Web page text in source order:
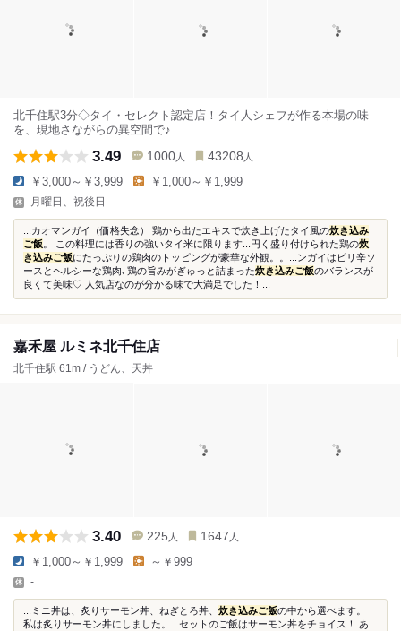
北千住駅3分◇タイ・セレクト認定店！タイ人シェフが作る本場の味
を、現地さながらの異空間で♪
3.49 1000 人 43208 人
￥3,000～￥3,999 ￥1,000～￥1,999
月曜日、祝後日
...カオマンガイ（価格失念） 鶏から出たエキスで炊き上げたタイ風の炊き込み
ご飯 。 この料理には香りの強いタイ米に限ります...円く盛り付けられた鶏の炊
き込みご飯にたっぷりの鶏肉のトッピングが豪華な外観。。...ンガイはピリ辛ソ
ースとヘルシーな鶏肉､鶏の旨みがぎゅっと詰まった炊き込みご飯のバランスが
良くて美味♡ 人気店なのが分かる味で大満足でした！...
嘉禾屋 ルミネ北千住店
北千住駅 61m / うどん、天丼
3.40 225 人 1647 人
￥1,000～￥1,999 ～￥999
-
...ミニ丼は、炙りサーモン丼、ねぎとろ丼、 炊き込みご飯の中から選べます。
私は炙りサーモン丼にしました。...セットのご飯はサーモン丼をチョイス！ あ